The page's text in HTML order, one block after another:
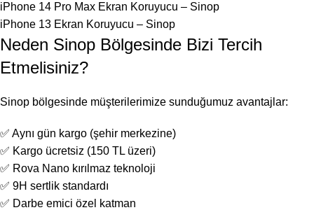
iPhone 14 Pro Max Ekran Koruyucu – Sinop
iPhone 13 Ekran Koruyucu – Sinop
Neden Sinop Bölgesinde Bizi Tercih
Etmelisiniz?
Sinop bölgesinde müşterilerimize sunduğumuz avantajlar:
✅ Aynı gün kargo (şehir merkezine)
✅ Kargo ücretsiz (150 TL üzeri)
✅ Rova Nano kırılmaz teknoloji
✅ 9H sertlik standardı
✅ Darbe emici özel katman